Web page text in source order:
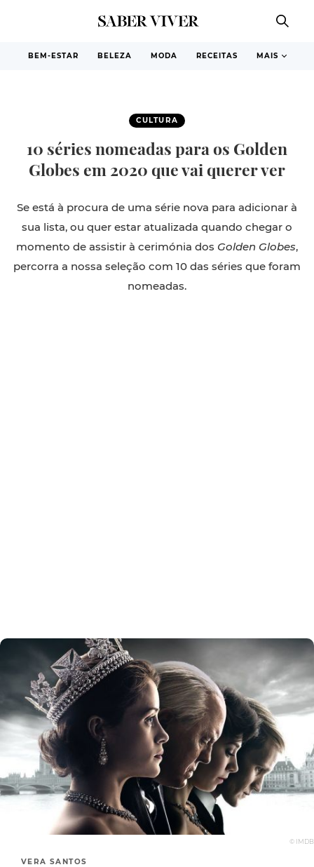
BEM-ESTAR BELEZA MODA RECEITAS MAIS
CULTURA
10 séries nomeadas para os Golden
Globes em 2020 que vai querer ver
Se está à procura de uma série nova para adicionar à
sua lista, ou quer estar atualizada quando chegar o
momento de assistir à cerimónia dos Golden Globes,
percorra a nossa seleção com 10 das séries que foram
nomeadas.
© IMDB
VERA SANTOS